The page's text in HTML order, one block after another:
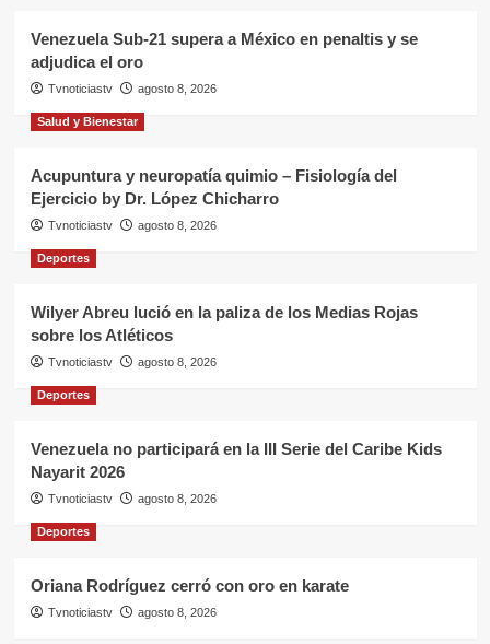
Venezuela Sub-21 supera a México en penaltis y se
adjudica el oro
Tvnoticiastv agosto 8, 2026
Salud y Bienestar
Acupuntura y neuropatía quimio – Fisiología del
Ejercicio by Dr. López Chicharro
Tvnoticiastv agosto 8, 2026
Deportes
Wilyer Abreu lució en la paliza de los Medias Rojas
sobre los Atléticos
Tvnoticiastv agosto 8, 2026
Deportes
Venezuela no participará en la III Serie del Caribe Kids
Nayarit 2026
Tvnoticiastv agosto 8, 2026
Deportes
Oriana Rodríguez cerró con oro en karate
Tvnoticiastv agosto 8, 2026